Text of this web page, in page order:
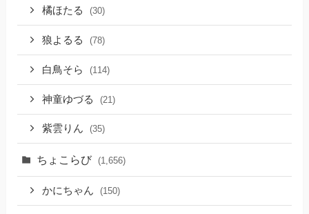
橘ほたる (30)
狼よるる (78)
白鳥そら (114)
神童ゆづる (21)
紫雲りん (35)
ちょこらび (1,656)
かにちゃん (150)